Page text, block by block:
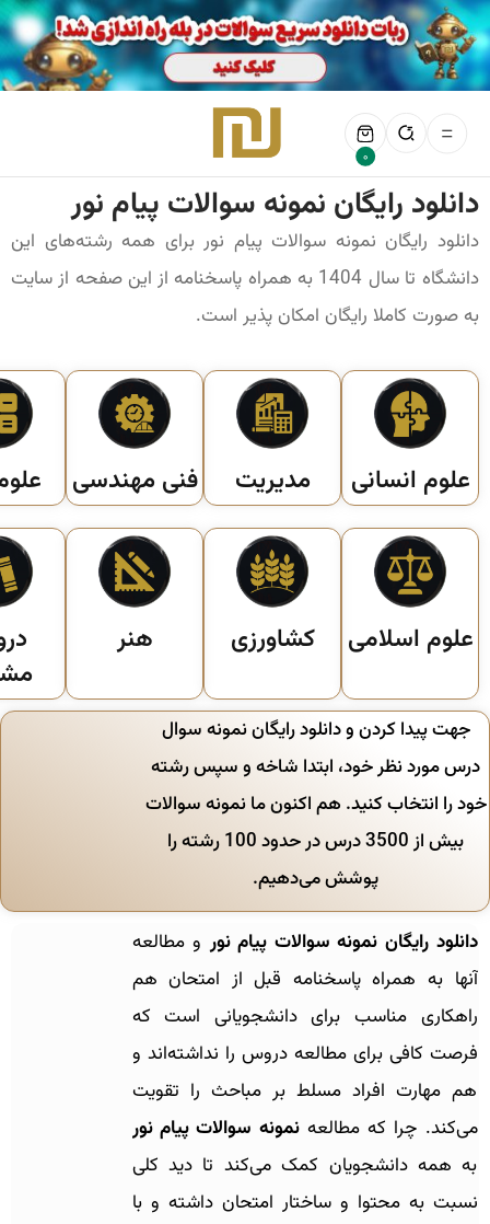
0
دانلود رایگان نمونه سوالات پیام نور
دانلود رایگان نمونه سوالات پیام نور برای همه رشته‌های این
دانشگاه تا سال 1404 به همراه پاسخنامه از این صفحه از سایت
به صورت کاملا رایگان امکان پذیر است.
علوم انسانی مدیریت فنی مهندسی
علوم اسلامی کشاورزی هنر
جهت پیدا کردن و دانلود رایگان نمونه سوال
درس مورد نظر خود، ابتدا شاخه و سپس رشته
خود را انتخاب کنید. هم اکنون ما نمونه سوالات
بیش از 3500 درس در حدود 100 رشته را
پوشش می‌دهیم.
دانلود رایگان نمونه سوالات پیام نور و مطالعه
آنها به همراه پاسخنامه قبل از امتحان هم
راهکاری مناسب برای دانشجویانی است که
فرصت کافی برای مطالعه دروس را نداشته‌اند و
هم مهارت افراد مسلط بر مباحث را تقویت
می‌کند. چرا که مطالعهنمونه سوالات پیام نور
به همه دانشجویان کمک می‌کند تا دید کلی
نسبت به محتوا و ساختار امتحان داشته و با